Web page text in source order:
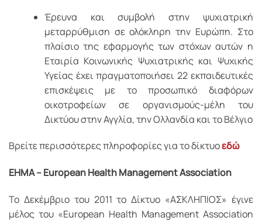
Έρευνα και συμβολή στην ψυχιατρική
μεταρρύθμιση σε ολόκληρη την Ευρώπη. Στο
πλαίσιο της εφαρμογής των στόχων αυτών η
Εταιρία Κοινωνικής Ψυχιατρικής και Ψυχικής
Υγείας έχει πραγματοποιήσει 22 εκπαιδευτικές
επισκέψεις με το προσωπικό διαφόρων
οικοτροφείων σε οργανισμούς-μέλη του
Δικτύου στην Αγγλία, την Ολλανδία και το Βέλγιο
Βρείτε περισσότερες πληροφορίες για το δίκτυοεδώ
ΕΗΜΑ – European Health Management Association
Το Δεκέμβριο του 2011 το Δίκτυο «ΑΣΚΛΗΠΙΟΣ» έγινε
μέλος του «European Health Management Association